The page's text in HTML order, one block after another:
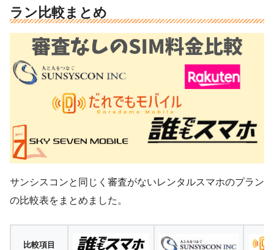
ラン比較まとめ
サンシスコンと同じく審査がないレンタルスマホのプラン
の比較表をまとめました。
比較項目